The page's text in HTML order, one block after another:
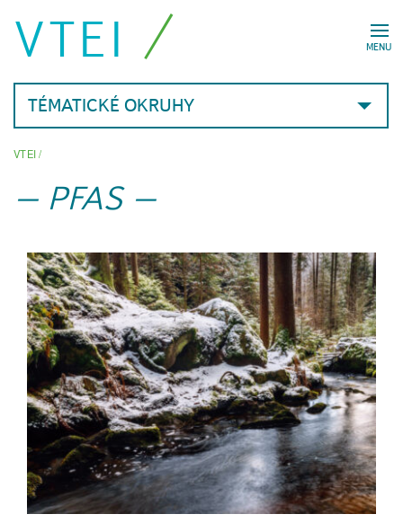
MENU
VTEI
TÉMATICKÉ OKRUHY
VTEI/
PFAS